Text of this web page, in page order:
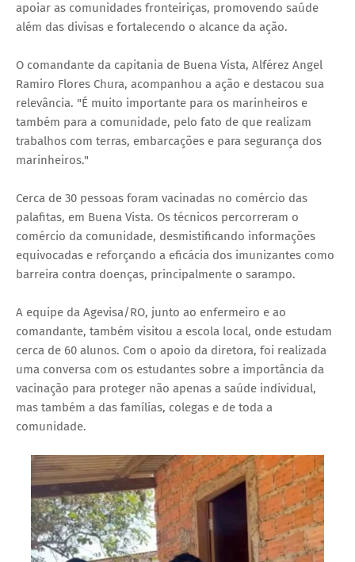
apoiar as comunidades fronteiriças, promovendo saúde
além das divisas e fortalecendo o alcance da ação.
O comandante da capitania de Buena Vista, Alférez Angel
Ramiro Flores Chura, acompanhou a ação e destacou sua
relevância. "É muito importante para os marinheiros e
também para a comunidade, pelo fato de que realizam
trabalhos com terras, embarcações e para segurança dos
marinheiros."
Cerca de 30 pessoas foram vacinadas no comércio das
palafitas, em Buena Vista. Os técnicos percorreram o
comércio da comunidade, desmistificando informações
equivocadas e reforçando a eficácia dos imunizantes como
barreira contra doenças, principalmente o sarampo.
A equipe da Agevisa/RO, junto ao enfermeiro e ao
comandante, também visitou a escola local, onde estudam
cerca de 60 alunos. Com o apoio da diretora, foi realizada
uma conversa com os estudantes sobre a importância da
vacinação para proteger não apenas a saúde individual,
mas também a das famílias, colegas e de toda a
comunidade.